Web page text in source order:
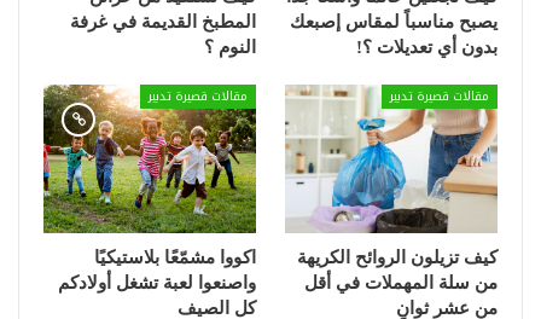
يصبح مناسباً لمقاس إصبعك
بدون أي تعديلات ؟!
المطبخ القديمة في غرفة
النوم ؟
مقالات قصيرة تدبير
كيف تزيلون الروائح الكريهة
من سلة المهملات في أقل
من عشر ثوانٍ
مقالات قصيرة تدبير
اكووا مشمّعًا بلاستيكيًا
واصنعوا لعبة تشغل أولادكم
كل الصيف